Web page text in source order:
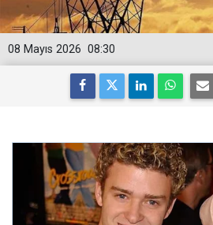
08:30
08 Mayıs 2026